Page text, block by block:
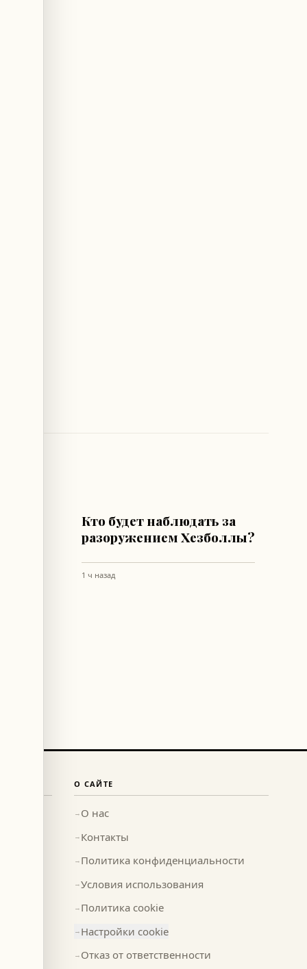
Кто будет наблюдать за
разоружением Хезболлы?
1 ч назад
О САЙТЕ
→ О нас
→ Контакты
→ Политика конфиденциальности
→Условия использования
→ Политика cookie
→ Настройки cookie
→ Отказ от ответственности